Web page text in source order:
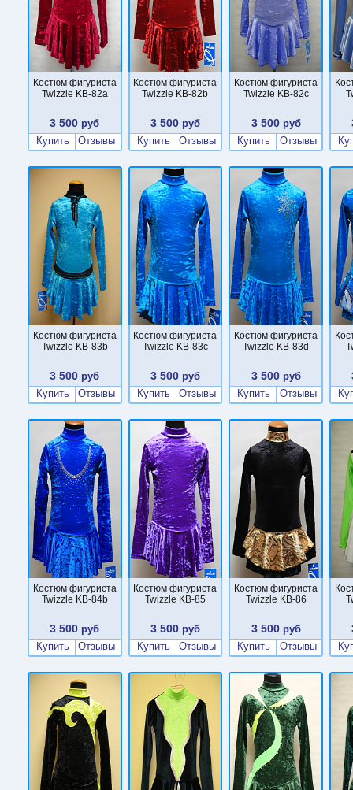
Костюм фигуриста
Twizzle KB-82a
3 500 руб
Купить
Отзывы
Костюм фигуриста
Twizzle KB-82b
3 500 руб
Купить
Отзывы
Костюм фигуриста
Twizzle KB-82c
3 500руб
Купить
Отзывы
Костюм фигуриста
Twizzle KB-83b
3 500 руб
Купить
Отзывы
Костюм фигуриста
Twizzle KB-83c
3 500 руб
Купить
Отзывы
Костюм фигуриста
Twizzle KB-83d
3 500руб
Купить
Отзывы
Костюм фигуриста
Twizzle KB-84b
3 500 руб
Купить
Отзывы
Костюм фигуриста
Twizzle KB-85
3 500 руб
Купить
Отзывы
Костюм фигуриста
Twizzle KB-86
3 500руб
Купить
Отзывы